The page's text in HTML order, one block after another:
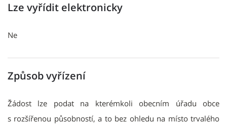
Lze vyřídit elektronicky
Ne
Způsob vyřízení
Žádost lze podat na kterémkoli obecním úřadu obce
s rozšířenou působností, a to bez ohledu na místo trvalého